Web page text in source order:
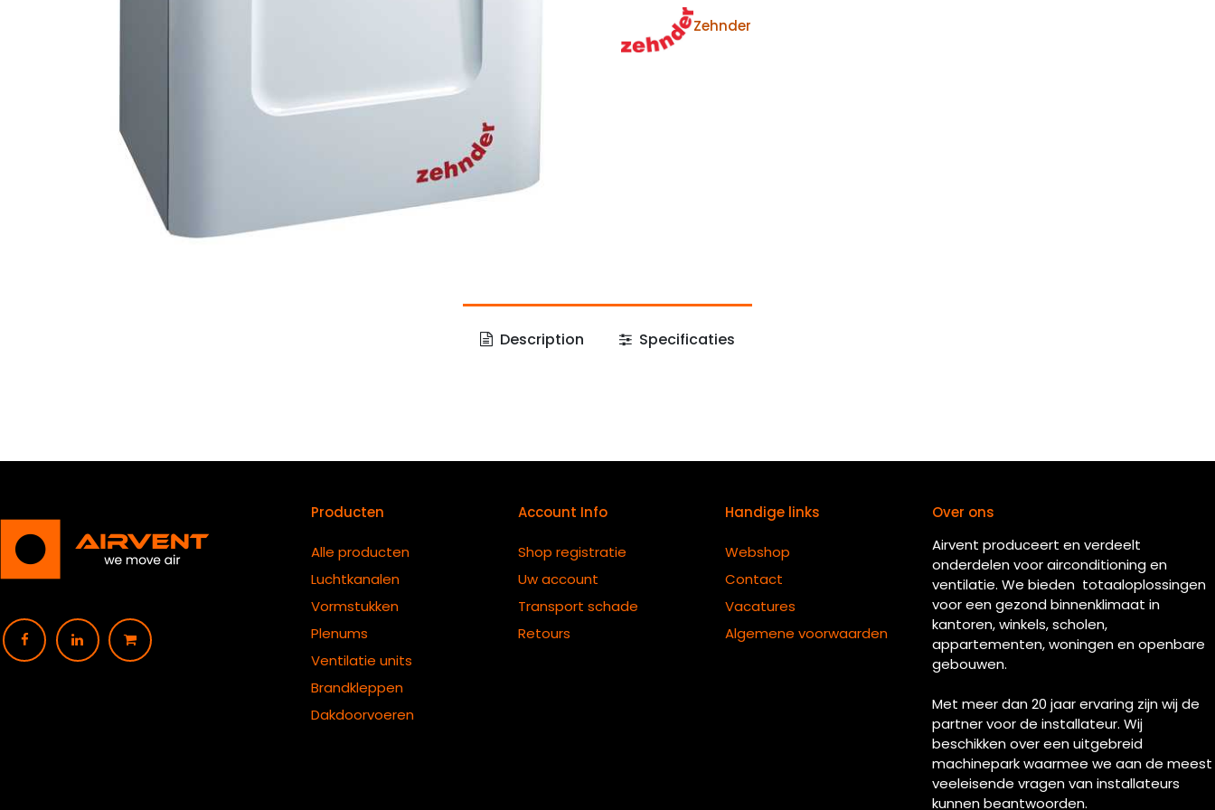
Zehnder
Description Specificaties
Producten
Alle producten
Luchtkanalen
Vormstukken
Plenums
Ventilatie units
Brandkleppen
Dakdoorvoeren
Account Info
Shop registratie
Uw account
Transport schade
Retours
Handige links
Webshop
Contact
Vacatures
Algemene voorwaarden
Over ons
Airvent produceert en verdeelt
onderdelen voor airconditioning en
ventilatie. We bieden totaaloplossingen
voor een gezond binnenklimaat in
kantoren, winkels, scholen,
appartementen, woningen en openbare
gebouwen.
Met meer dan 20 jaar ervaring zijn wij de
partner voor de installateur. Wij
beschikken over een uitgebreid
machinepark waarmee we aan de meest
veeleisende vragen van installateurs
kunnen beantwoorden.